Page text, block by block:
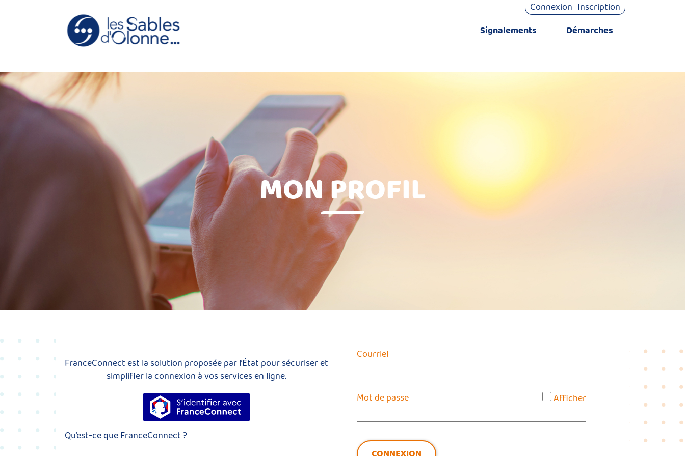
Signalements Démarches
Connexion Inscription
MON PROFIL
FranceConnect est la solution proposée par l’État pour sécuriser et
simplifier la connexion à vos services en ligne.
S’identifier avec FranceConnect
Qu’est-ce que FranceConnect ?
Courriel
Mot de passe Afficher